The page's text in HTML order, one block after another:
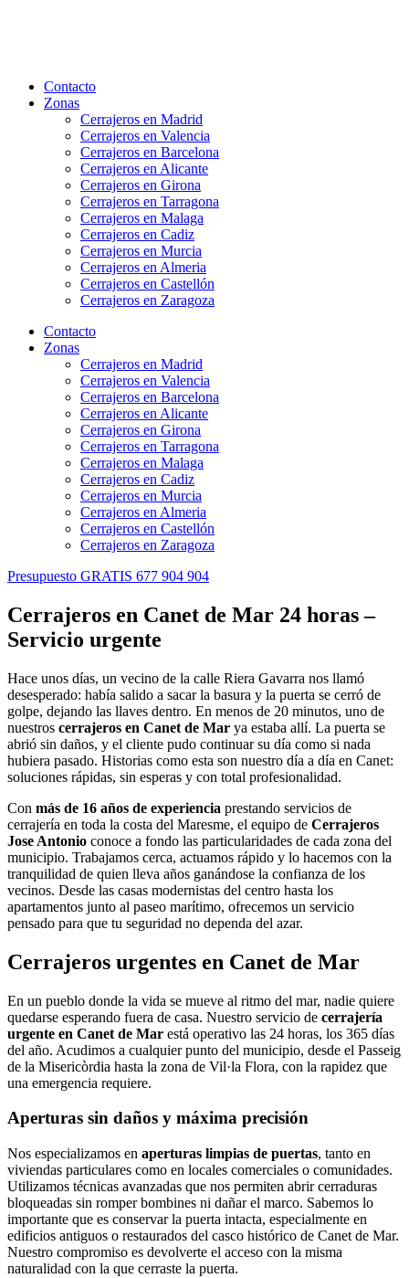
Contacto
Zonas
Cerrajeros en Madrid
Cerrajeros en Valencia
Cerrajeros en Barcelona
Cerrajeros en Alicante
Cerrajeros en Girona
Cerrajeros en Tarragona
Cerrajeros en Malaga
Cerrajeros en Cadiz
Cerrajeros en Murcia
Cerrajeros en Almeria
Cerrajeros en Castellón
Cerrajeros en Zaragoza
Contacto
Zonas
Cerrajeros en Madrid
Cerrajeros en Valencia
Cerrajeros en Barcelona
Cerrajeros en Alicante
Cerrajeros en Girona
Cerrajeros en Tarragona
Cerrajeros en Malaga
Cerrajeros en Cadiz
Cerrajeros en Murcia
Cerrajeros en Almeria
Cerrajeros en Castellón
Cerrajeros en Zaragoza
Presupuesto GRATIS 677 904 904
Cerrajeros en Canet de Mar 24 horas –
Servicio urgente
Hace unos días, un vecino de la calle Riera Gavarra nos llamó
desesperado: había salido a sacar la basura y la puerta se cerró de
golpe, dejando las llaves dentro. En menos de 20 minutos, uno de
nuestros cerrajeros en Canet de Mar ya estaba allí. La puerta se
abrió sin daños, y el cliente pudo continuar su día como si nada
hubiera pasado. Historias como esta son nuestro día a día en Canet:
soluciones rápidas, sin esperas y con total profesionalidad.
Con más de 16 años de experiencia prestando servicios de
cerrajería en toda la costa del Maresme, el equipo de Cerrajeros
Jose Antonio conoce a fondo las particularidades de cada zona del
municipio. Trabajamos cerca, actuamos rápido y lo hacemos con la
tranquilidad de quien lleva años ganándose la confianza de los
vecinos. Desde las casas modernistas del centro hasta los
apartamentos junto al paseo marítimo, ofrecemos un servicio
pensado para que tu seguridad no dependa del azar.
Cerrajeros urgentes en Canet de Mar
En un pueblo donde la vida se mueve al ritmo del mar, nadie quiere
quedarse esperando fuera de casa. Nuestro servicio de cerrajería
urgente en Canet de Mar está operativo las 24 horas, los 365 días
del año. Acudimos a cualquier punto del municipio, desde el Passeig
de la Misericòrdia hasta la zona de Vil·la Flora, con la rapidez que
una emergencia requiere.
Aperturas sin daños y máxima precisión
Nos especializamos en aperturas limpias de puertas, tanto en
viviendas particulares como en locales comerciales o comunidades.
Utilizamos técnicas avanzadas que nos permiten abrir cerraduras
bloqueadas sin romper bombines ni dañar el marco. Sabemos lo
importante que es conservar la puerta intacta, especialmente en
edificios antiguos o restaurados del casco histórico de Canet de Mar.
Nuestro compromiso es devolverte el acceso con la misma
naturalidad con la que cerraste la puerta.